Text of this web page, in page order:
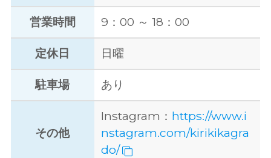
営業時間 9：00 ～ 18：00
定休日 日曜
駐車場 あり
その他
Instagram： https://www.i
nstagram.com/kirikikagra
do/